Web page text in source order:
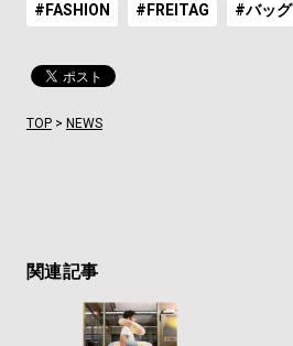
#FASHION #FREITAG #バッグ
TOP> NEWS
関連記事